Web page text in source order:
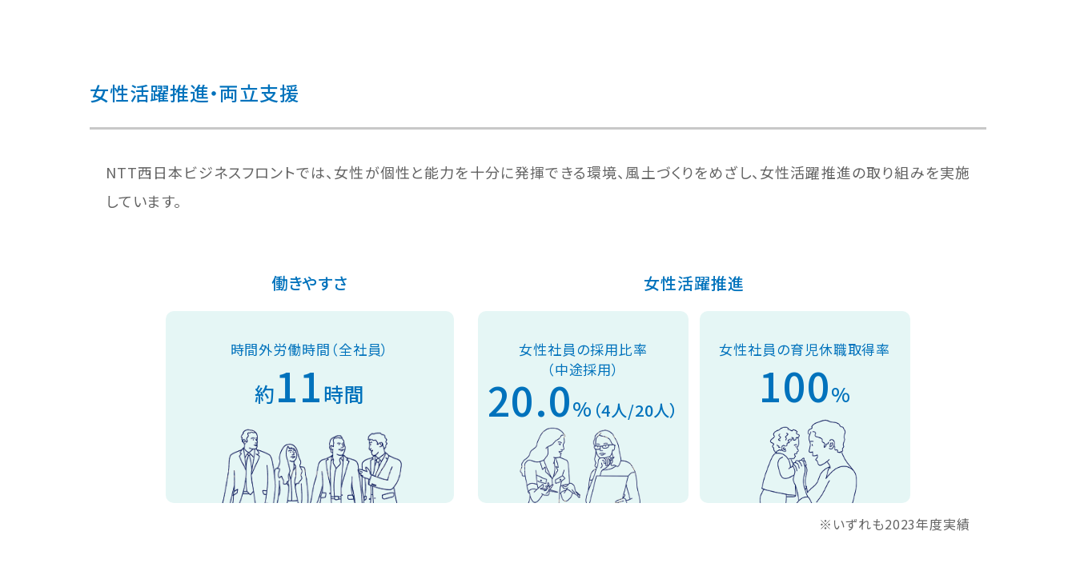
女性活躍推進・両立支援
NTT西日本ビジネスフロントでは、女性が個性と能力を十分に発揮できる環境、風土づくりをめざし、女性活躍推進の取り組みを実施
しています。
働きやすさ
時間外労働時間（全社員）
約11時間
女性活躍推進
女性社員の採用比率
（中途採用）
20.0% （4人/20人）
女性社員の育児休職取得率
100%
いずれも2023年度実績